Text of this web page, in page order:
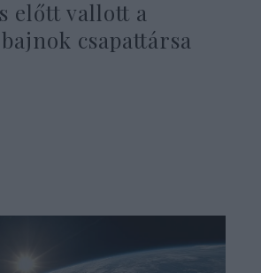
előtt vallott a
csapattársa